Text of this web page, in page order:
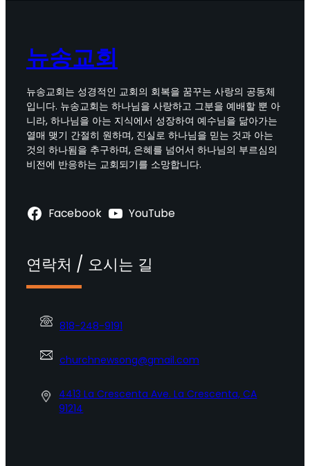
뉴송교회
뉴송교회는 성경적인 교회의 회복을 꿈꾸는 사랑의 공동체
입니다. 뉴송교회는 하나님을 사랑하고 그분을 예배할 뿐 아
니라, 하나님을 아는 지식에서 성장하여 예수님을 닮아가는
열매 맺기 간절히 원하며, 진실로 하나님을 믿는 것과 아는
것의 하나됨을 추구하며, 은혜를 넘어서 하나님의 부르심의
비전에 반응하는 교회되기를 소망합니다.
Facebook YouTube
연락처 / 오시는 길
818-248-9191
churchnewsong@gmail.com
4413 La Crescenta Ave. La Crescenta, CA
91214